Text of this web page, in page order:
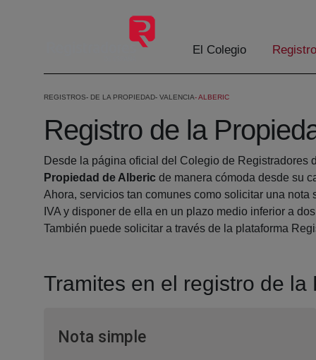
El Colegio
REGISTROS DE LA PROPIEDAD VALENCIA ALBERIC
Registro de la
Desde la página oficial del Colegio de Registradores
Propiedad de Alberic de manera cómoda desde su
Ahora, servicios tan comunes como solicitar una nota
IVA y disponer de ella en un plazo medio inferior a
También puede solicitar a través de la plataforma
Tramites en el registro de la
Nota simpleVentana nueva